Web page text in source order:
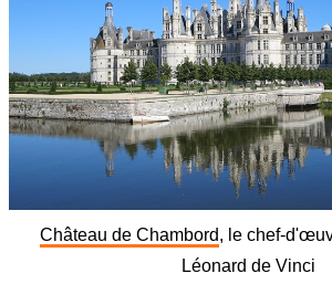
Château de Chambord, le chef-
Léonard de Vinci